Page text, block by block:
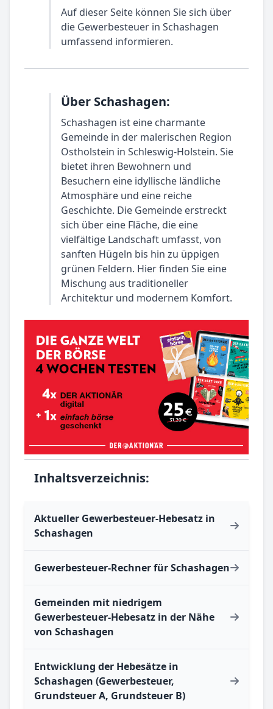
Auf dieser Seite können Sie sich über
die Gewerbesteuer in Schashagen
umfassend informieren.
Über Schashagen:
Schashagen ist eine charmante
Gemeinde in der malerischen Region
Ostholstein in Schleswig-Holstein. Sie
bietet ihren Bewohnern und
Besuchern eine idyllische ländliche
Atmosphäre und eine reiche
Geschichte. Die Gemeinde erstreckt
sich über eine Fläche, die eine
vielfältige Landschaft umfasst, von
sanften Hügeln bis hin zu üppigen
grünen Feldern. Hier finden Sie eine
Mischung aus traditioneller
Architektur und modernem Komfort.
Inhaltsverzeichnis:
Aktueller Gewerbesteuer-Hebesatz in
Schashagen
Gewerbesteuer-Rechner für Schashagen
Gemeinden mit niedrigem
Gewerbesteuer-Hebesatz in der Nähe
von Schashagen
Entwicklung der Hebesätze in
Schashagen (Gewerbesteuer,
Grundsteuer A, Grundsteuer B)